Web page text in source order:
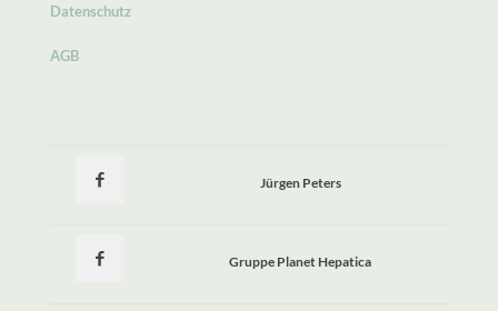
Datenschutz
AGB
Jürgen Peters
Gruppe Planet Hepatica